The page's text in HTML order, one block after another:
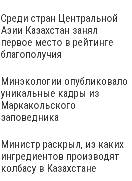
Среди стран Центральной
Азии Казахстан занял
первое место в рейтинге
благополучия
Минэкологии опубликовало
уникальные кадры из
Маркакольского
заповедника
Министр раскрыл, из каких
ингредиентов производят
колбасу в Казахстане